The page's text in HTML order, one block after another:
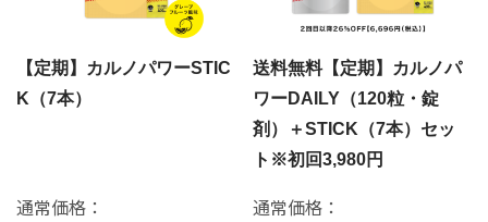
【定期】カルノパワーSTIC
K（7本）
通常価格：
送料無料【定期】カルノパ
ワーDAILY（120粒・錠
剤）＋STICK（7本）セッ
ト※初回3,980円
通常価格：